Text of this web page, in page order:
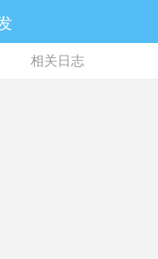
相关日志